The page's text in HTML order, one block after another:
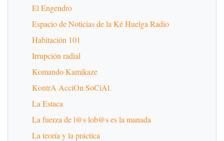
El Engendro
Espacio de Noticias de la Ké Huelga Radio
Habitación 101
Irrupción radial
Komando Kamikaze
KontrA AcciOn SoCiAl.
La Estaca
La fuerza de l@s lob@s es la manada
La teoría y la práctica